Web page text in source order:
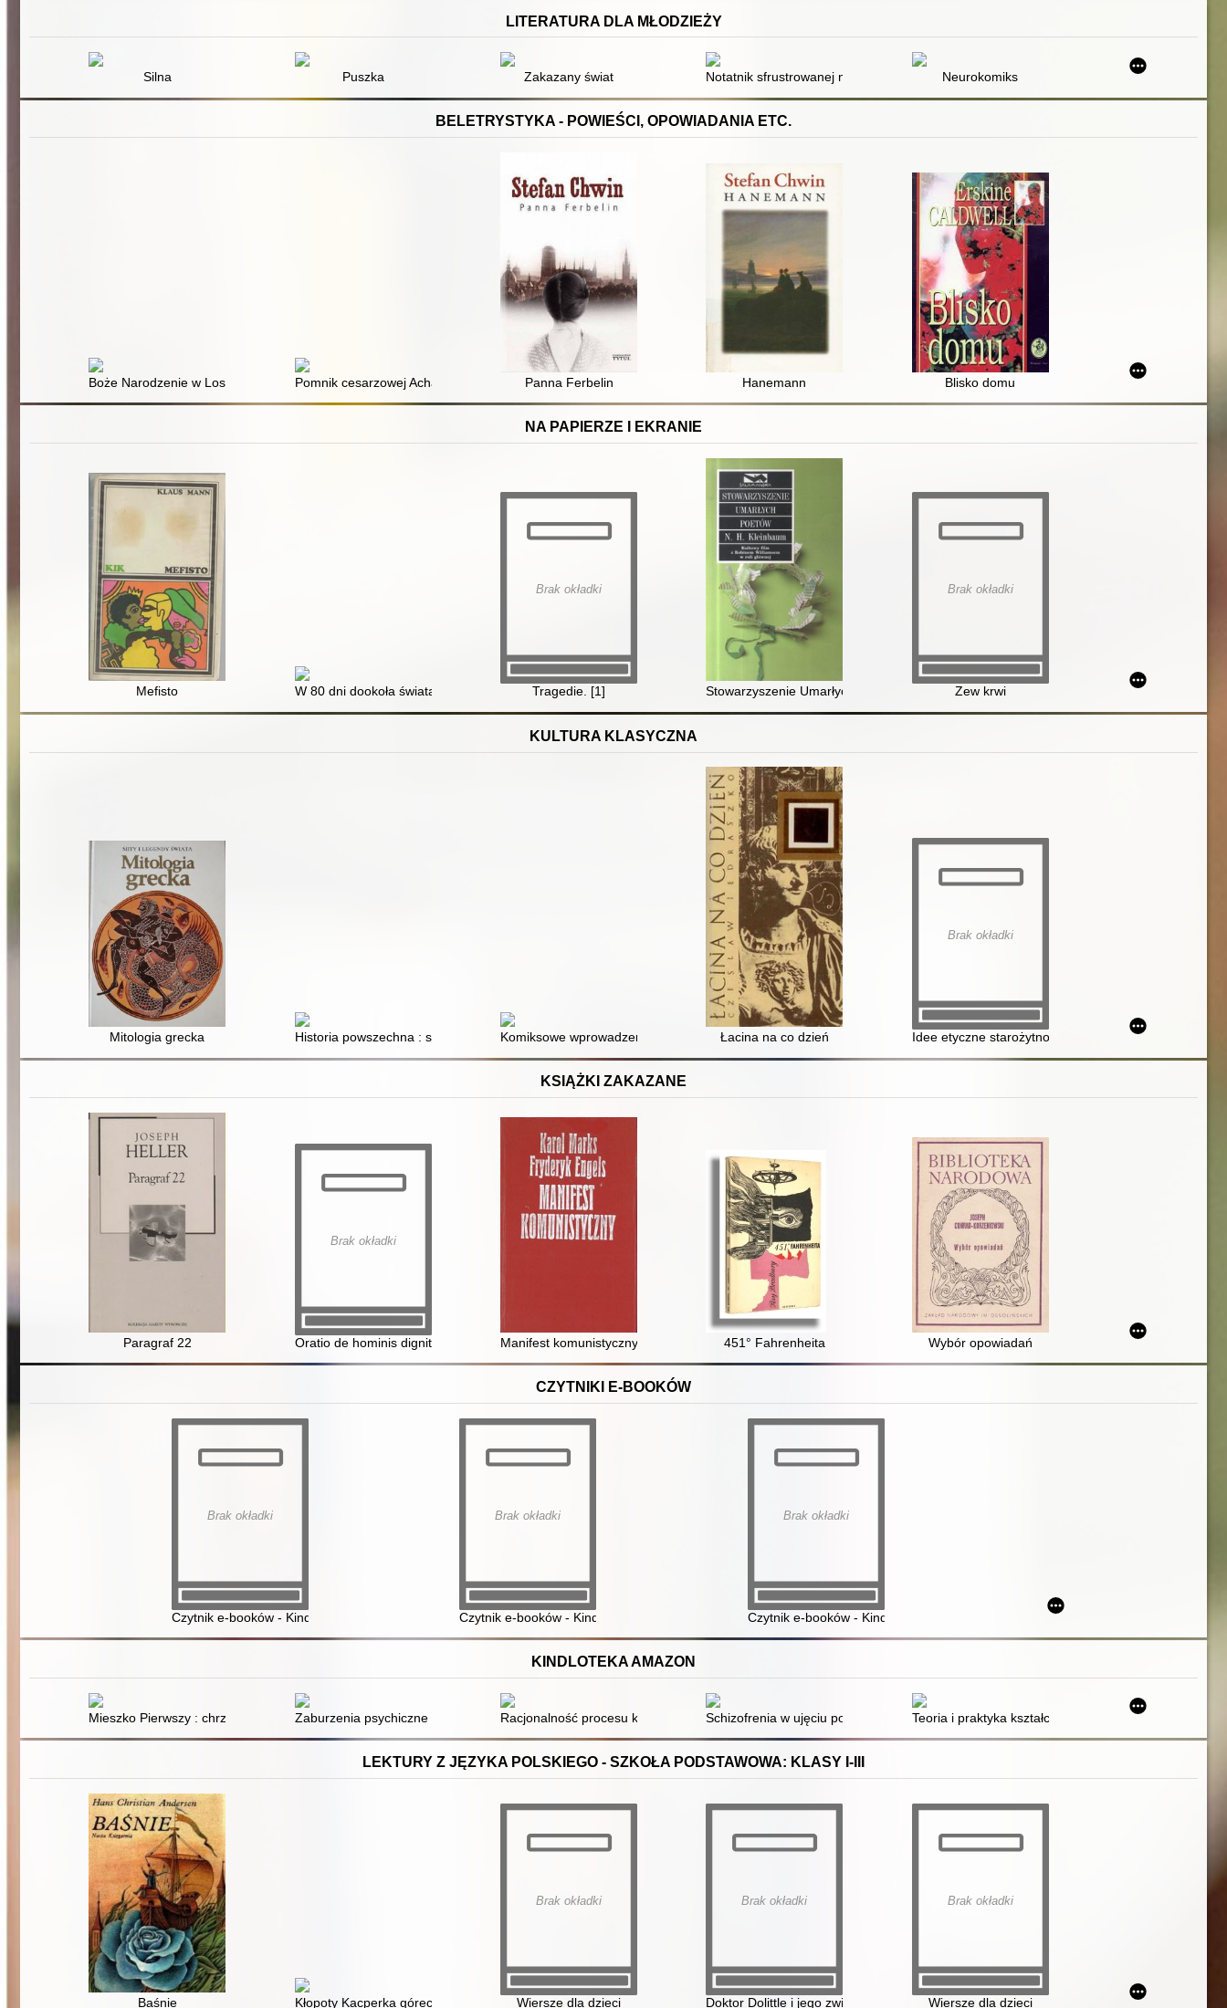
LITERATURA DLA MŁODZIEŻY
Silna Puszka Zakazany świat Notatnik sfrustrowanej nastolatki. 2 Neurokomiks
BELETRYSTYKA - POWIEŚCI, OPOWIADANIA ETC.
Boże Narodzenie w Lost River Pomnik cesarzowej Achai. T. 2 Panna Ferbelin Hanemann Blisko domu
NA PAPIERZE I EKRANIE
Mefisto W 80 dni dookoła świata
Brak okładki
Tragedie. [1] Stowarzyszenie Umarłych Poetów
Brak okładki
Zew krwi
KULTURA KLASYCZNA
Mitologia grecka Historia powszechna : starożytność Komiksowe wprowadzenie do filozofii Łacina na co dzień
Brak okładki
Idee etyczne starożytności i średniowiecza :
KSIĄŻKI ZAKAZANE
Paragraf 22
Brak okładki
Oratio de hominis dignitate = Mowa o godności człowieka
Manifest komunistyczny 451° Fahrenheita Wybór opowiadań
CZYTNIKI E-BOOKÓW
Brak okładki
Czytnik e-booków - Kindle Paperwhite K
Brak okładki
Czytnik e-booków - Kindle Touch 2014
Brak okładki
Czytnik e-booków - Kindle paperwhite 10
KINDLOTEKA AMAZON
Mieszko Pierwszy : chrzest i początki PolskiZaburzenia psychiczne w ciąży i połoguRacjonalność procesu kształcenia. T. 1,Schizofrenia w ujęciu poznawczym : teoria badania i terapiaTeoria i praktyka kształcenia integracyjnego osób z
LEKTURY Z JĘZYKA POLSKIEGO - SZKOŁA PODSTAWOWA: KLASY I-III
Baśnie Kłopoty Kacperka góreckiego skrzata : baśń
Brak okładki
Wiersze dla dzieci
Brak okładki
Doktor Dolittle i jego zwierzęta
Brak okładki
Wiersze dla dzieci